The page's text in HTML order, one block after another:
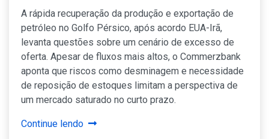
A rápida recuperação da produção e exportação de
petróleo no Golfo Pérsico, após acordo EUA-Irã,
levanta questões sobre um cenário de excesso de
oferta. Apesar de fluxos mais altos, o Commerzbank
aponta que riscos como desminagem e necessidade
de reposição de estoques limitam a perspectiva de
um mercado saturado no curto prazo.
Continue lendo